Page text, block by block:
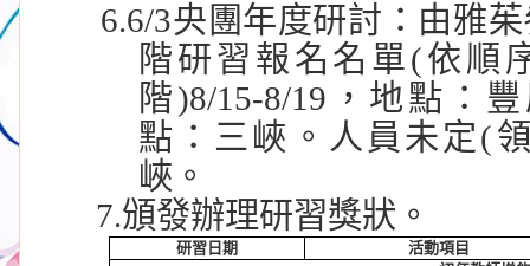
6.6/3央團年度研討：由雅
階研習報名名單(依順
階)8/15-8/19 ，地點：
點：三峽。人員未定(
峽。
7.頒發辦理研習獎狀。
研習日期
活動項目